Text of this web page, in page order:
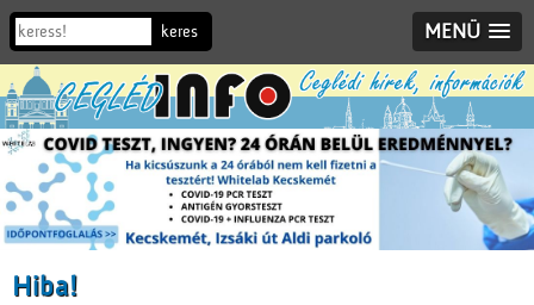
MENÜ
Hiba!